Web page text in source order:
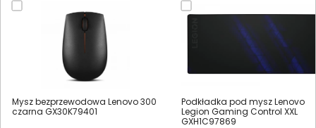
Mysz bezprzewodowa Lenovo 300
czarna GX30K79401
Podkładka pod mysz Lenovo
Legion Gaming Control XXL
GXH1C97869